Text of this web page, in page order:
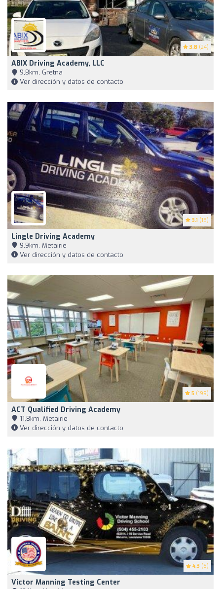
3.8 (24)
ABIX Driving Academy, LLC
9,8km, Gretna
Ver dirección y datos de contacto
3.1 (18)
Lingle Driving Academy
9,9km, Metairie
Ver dirección y datos de contacto
5 (199)
ACT Qualified Driving Academy
11,8km, Metairie
Ver dirección y datos de contacto
4.3 (6)
Victor Manning Testing Center